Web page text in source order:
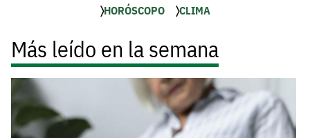
HORÓSCOPO CLIMA
Más leído en la semana